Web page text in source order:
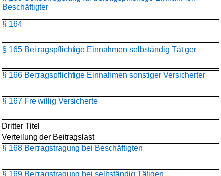
Beschäftigter
§ 164
§ 165 Beitragspflichtige Einnahmen selbständig Tätiger
§ 166 Beitragspflichtige Einnahmen sonstiger Versicherter
§ 167 Freiwillig Versicherte
Dritter Titel
Verteilung der Beitragslast
§ 168 Beitragstragung bei Beschäftigten
§ 169 Beitragstragung bei selbständig Tätigen